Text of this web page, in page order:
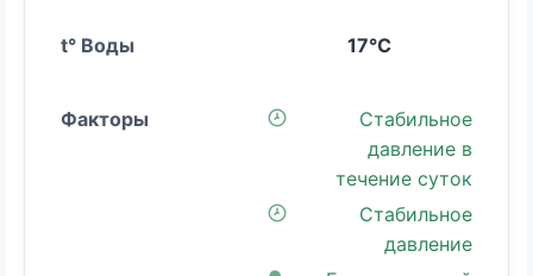
17°C
Стабильное
давление в
течение суток
Стабильное
давление